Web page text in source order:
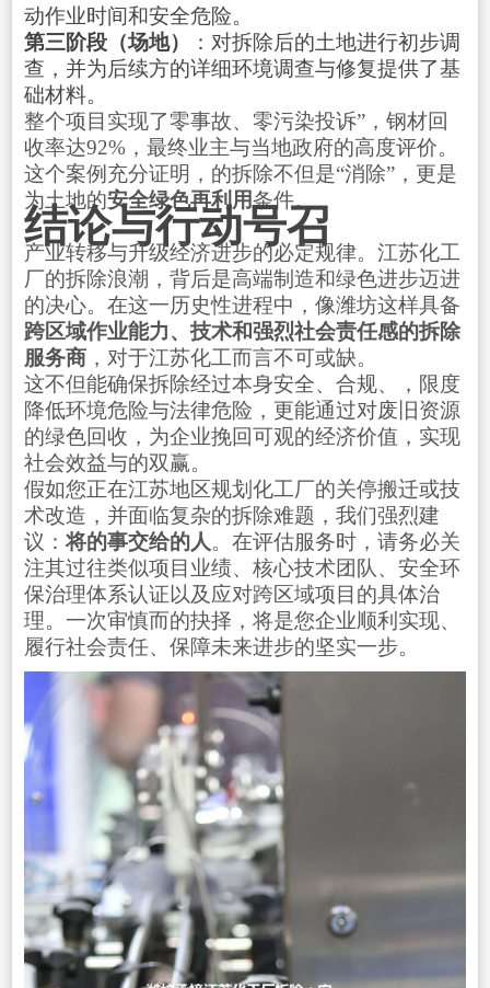
动作业时间和安全危险。
第三阶段（场地）
：对拆除后的土地进行初步调
查，并为后续方的详细环境调查与修复提供了基
础材料。
整个项目实现了零事故、零污染投诉”，钢材回
收率达92%，最终业主与当地政府的高度评价。
这个案例充分证明，的拆除不但是“消除”，更是
为土地的安全绿色再利用条件。
结论与行动号召
产业转移与升级经济进步的必定规律。江苏化工
厂的拆除浪潮，背后是高端制造和绿色进步迈进
的决心。在这一历史性进程中，像潍坊这样具备
跨区域作业能力、技术和强烈社会责任感的拆除
服务商，对于江苏化工而言不可或缺。
这不但能确保拆除经过本身安全、合规、，限度
降低环境危险与法律危险，更能通过对废旧资源
的绿色回收，为企业挽回可观的经济价值，实现
社会效益与的双赢。
假如您正在江苏地区规划化工厂的关停搬迁或技
术改造，并面临复杂的拆除难题，我们强烈建
议：将的事交给的人 。在评估服务时，请务必关
注其过往类似项目业绩、核心技术团队、安全环
保治理体系认证以及应对跨区域项目的具体治
理。一次审慎而的抉择，将是您企业顺利实现、
履行社会责任、保障未来进步的坚实一步。